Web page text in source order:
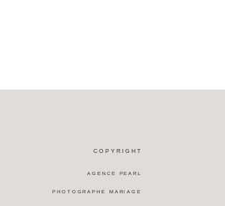
COPYRIGHT
AGENCE PEARL
PHOTOGRAPHE MARIAGE